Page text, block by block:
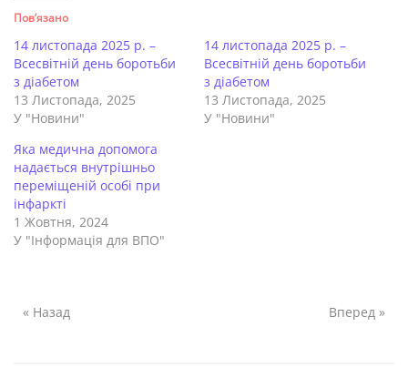
Пов’язано
14 листопада 2025 р. –
Всесвітній день боротьби
з діабетом
13 Листопада, 2025
У "Новини"
14 листопада 2025 р. –
Всесвітній день боротьби
з діабетом
13 Листопада, 2025
У "Новини"
Яка медична допомога
надається внутрішньо
переміщеній особі при
інфаркті
1 Жовтня, 2024
У "Інформація для ВПО"
« Назад Вперед »